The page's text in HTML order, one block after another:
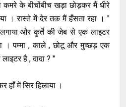
के बीचोंबीच खड़ा छोड़कर मैं धीरे
। रास्ते में देर तक मैं हँसता रहा । "
और कुर्ते की जेब से एक लाइटर
। पम्मा , काले , छोटू और मुच्छड़ एक
है , दादा ? "
सिर हिलाया ।